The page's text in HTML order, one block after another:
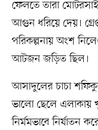
ফেলতে তারা
আগুন ধরিয়ে দেয়।
পরিকল্পনায় অংশ
আটজন জড়িত ছিল।
আসাদুলের চাচা
ভালো ছেলে এলাকায়
নির্মমভাবে নির্যাতন